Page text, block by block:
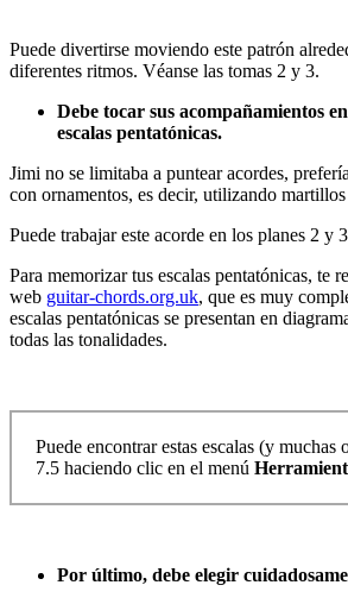
Puede divertirse moviendo este patrón
diferentes ritmos. Véanse las tomas 2 y 3.
Debe tocar sus acompañamientos
escalas pentatónicas.
Jimi no se limitaba a puntear acordes,
con ornamentos, es decir, utilizando
Puede trabajar este acorde en los planes 2 y
Para memorizar tus escalas pentatónicas, te
web guitar-chords.org.uk, que es muy
escalas pentatónicas se presentan en
todas las tonalidades.
Puede encontrar estas escalas (y muchas
7.5 haciendo clic en el menú
Por último, debe elegir